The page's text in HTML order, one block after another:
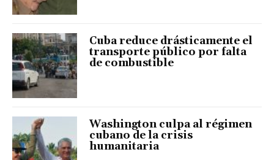
Cuba reduce drásticamente el
transporte público por falta
de combustible
Washington culpa al régimen
cubano de la crisis
humanitaria